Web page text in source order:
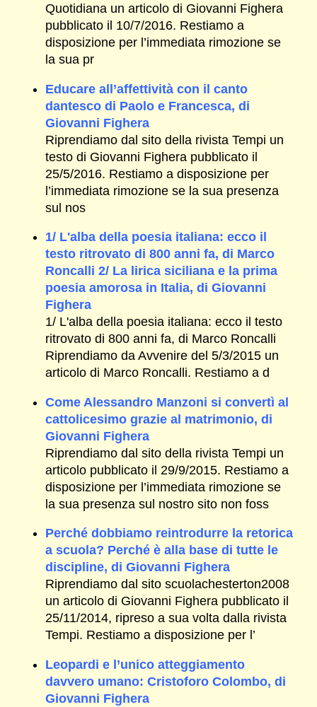
Quotidiana un articolo di Giovanni Fighera
pubblicato il 10/7/2016. Restiamo a
disposizione per l’immediata rimozione se
la sua pr
Educare all’affettività con il canto
dantesco di Paolo e Francesca, di
Giovanni Fighera
Riprendiamo dal sito della rivista Tempi un
testo di Giovanni Fighera pubblicato il
25/5/2016. Restiamo a disposizione per
l’immediata rimozione se la sua presenza
sul nos
1/ L'alba della poesia italiana: ecco il
testo ritrovato di 800 anni fa, di Marco
Roncalli 2/ La lirica siciliana e la prima
poesia amorosa in Italia, di Giovanni
Fighera
1/ L'alba della poesia italiana: ecco il testo
ritrovato di 800 anni fa, di Marco Roncalli
Riprendiamo da Avvenire del 5/3/2015 un
articolo di Marco Roncalli. Restiamo a d
Come Alessandro Manzoni si convertì al
cattolicesimo grazie al matrimonio, di
Giovanni Fighera
Riprendiamo dal sito della rivista Tempi un
articolo pubblicato il 29/9/2015. Restiamo a
disposizione per l’immediata rimozione se
la sua presenza sul nostro sito non foss
Perché dobbiamo reintrodurre la retorica
a scuola? Perché è alla base di tutte le
discipline, di Giovanni Fighera
Riprendiamo dal sito scuolachesterton2008
un articolo di Giovanni Fighera pubblicato il
25/11/2014, ripreso a sua volta dalla rivista
Tempi. Restiamo a disposizione per l’
Leopardi e l’unico atteggiamento
davvero umano: Cristoforo Colombo, di
Giovanni Fighera